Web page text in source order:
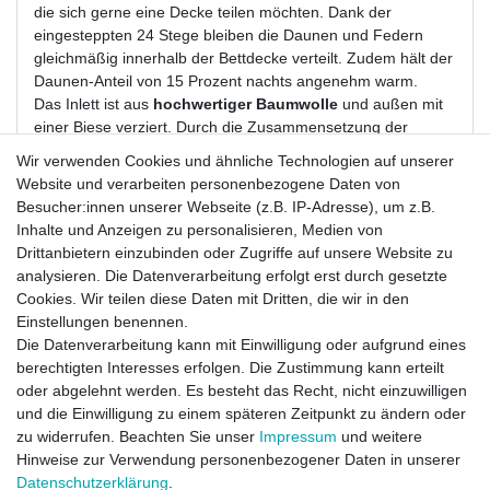
die sich gerne eine Decke teilen möchten. Dank der
eingesteppten 24 Stege bleiben die Daunen und Federn
gleichmäßig innerhalb der Bettdecke verteilt. Zudem hält der
Daunen-Anteil von 15 Prozent nachts angenehm warm.
Das Inlett ist aus hochwertiger Baumwolle und außen mit
einer Biese verziert. Durch die Zusammensetzung der
ist in der Waschmaschine waschbar und
ebenso Trockner geeignet, was eine hygienische
Als Naturprodukt mit dem
Nomite-Siegel
die Decke auch für Hausstauballergiker bestens geeignet.
Außerdem ist die Daunendecke nach
Öko-Tex-Standard
Material:
Füllung: Klasse 1, 15 % Daunen, 85 % Federn neue
weiße Gänsefedern und -daunen - KEINE Lebendrupf!
Füllgewicht:2.300 Gramm
Inlett:100 % reine Baumwolle mit Biese
Maße: abgesteppt 200x200 cm
Wir verwenden Cookies und ähnliche Technologien auf unserer
Website und verarbeiten personenbezogene Daten von
Besucher:innen unserer Webseite (z.B. IP-Adresse), um z.B.
Inhalte und Anzeigen zu personalisieren, Medien von
Drittanbietern einzubinden oder Zugriffe auf unsere Website zu
analysieren. Die Datenverarbeitung erfolgt erst durch gesetzte
Cookies. Wir teilen diese Daten mit Dritten, die wir in den
Einstellungen benennen.
Die Datenverarbeitung kann mit Einwilligung oder aufgrund eines
berechtigten Interesses erfolgen. Die Zustimmung kann erteilt
oder abgelehnt werden. Es besteht das Recht, nicht einzuwilligen
und die Einwilligung zu einem späteren Zeitpunkt zu ändern oder
zu widerrufen. Beachten Sie unser Impressum und weitere
Hinweise zur Verwendung personenbezogener Daten in unserer
Daten­schutz­erklärung